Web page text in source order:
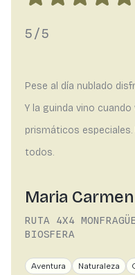
5/5
Pese al día nublado
Y la guinda vino
prismáticos
todos.
Maria Carmen
RUTA 4X4
BIOSFERA
Aventura Naturaleza